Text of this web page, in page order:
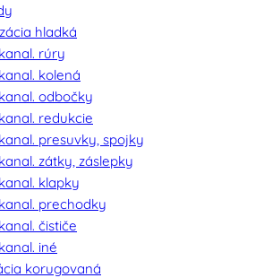
hladká
rúry
kolená
odbočky
redukcie
presuvky, spojky
zátky, záslepky
klapky
prechodky
čističe
iné
korugovaná